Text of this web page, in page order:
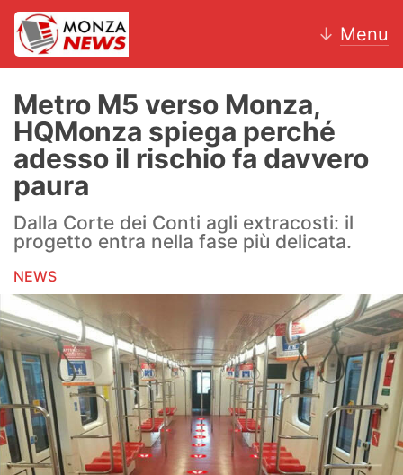
↓ Menu
News
AC Monza
Calcio
Motori
Volley
Hockey
Altri sport
Hockey
Pallanuoto
Metro M5 verso Monza,
HQMonza spiega perché
adesso il rischio fa davvero
paura
Dalla Corte dei Conti agli extracosti: il
progetto entra nella fase più delicata.
NEWS